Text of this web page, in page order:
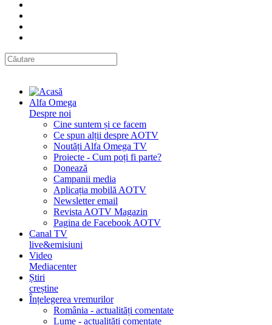
Alfa Omega
Despre noi
Cine suntem și ce facem
Ce spun alții despre AOTV
Noutăți Alfa Omega TV
Proiecte - Cum poți fi parte?
Donează
Campanii media
Aplicația mobilă AOTV
Newsletter email
Revista AOTV Magazin
Pagina de Facebook AOTV
Canal TV
live&emisiuni
Video
Mediacenter
Știri
creștine
Înțelegerea vremurilor
România - actualități comentate
Lume - actualități comentate